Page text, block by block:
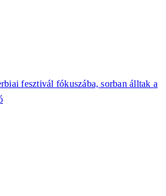
fesztivál fókuszába, sorban álltak a